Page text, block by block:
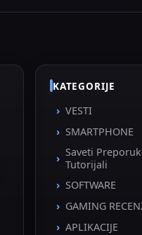
KATEGORIJE
VESTI
SMARTPHONE
Saveti
Tutorijali
SOFTWARE
GAMING
APLIKACIJE